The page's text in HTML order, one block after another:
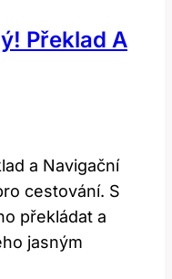
Překlad A
a Navigační
cestování. S
překládat a
jasným